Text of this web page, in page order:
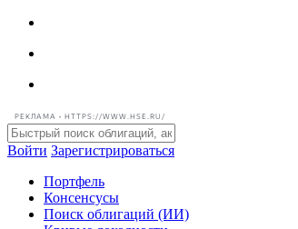
РЕКЛАМА • HTTPS://WWW.HSE.RU/
Войти Зарегистрироваться